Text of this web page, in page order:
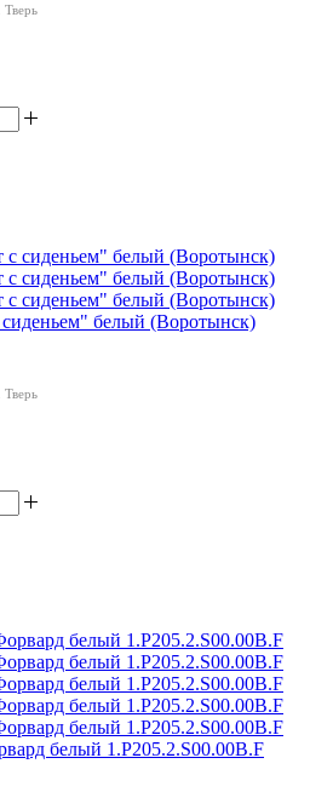
Тверь
белый (Воротынск)
Тверь
белый 1.P205.2.S00.00B.F